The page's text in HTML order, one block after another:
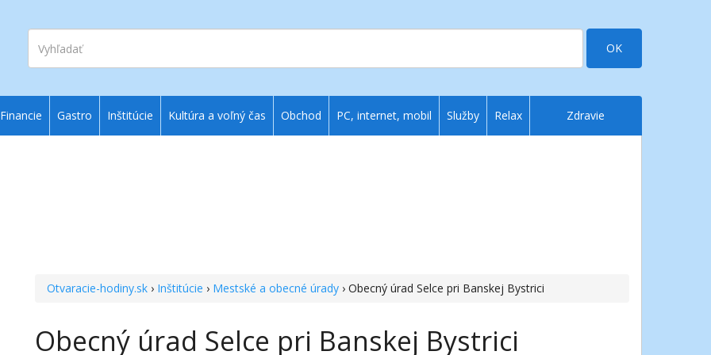
Vyhľadať
OK
Otvaracie-hodiny.sk › Inštitúcie › Mestské a obecné úrady › Obecný úrad Selce pri Banskej Bystrici
Obecný úrad Selce pri Banskej Bystrici
Financie Gastro Inštitúcie Kultúra a voľný čas Obchod PC, internet, mobil Služby Relax Zdravie